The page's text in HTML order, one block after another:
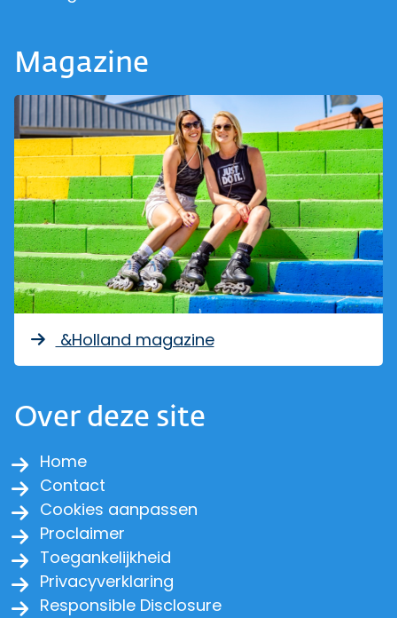
Magazine
&Holland magazine
Over deze site
Home
Contact
Cookies aanpassen
Proclaimer
Toegankelijkheid
Privacyverklaring
Responsible Disclosure